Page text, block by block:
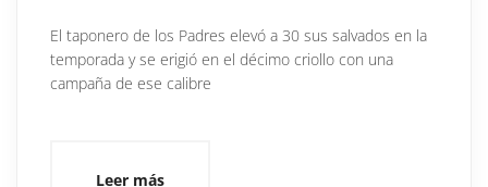
El taponero de los Padres elevó a 30 sus salvados en la
temporada y se erigió en el décimo criollo con una
campaña de ese calibre
Leer más